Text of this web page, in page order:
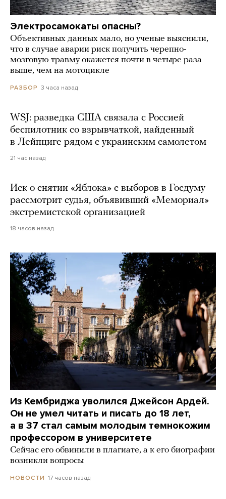
Электросамокаты опасны?
Объективных данных мало, но ученые выяснили,
что в случае аварии риск получить черепно-
мозговую травму окажется почти в четыре раза
выше, чем на мотоцикле
РАЗБОР 3 часа назад
WSJ: разведка США связала с Россией
беспилотник со взрывчаткой, найденный
в Лейпциге рядом с украинским самолетом
21 час назад
Иск о снятии «Яблока» с выборов в Госдуму
рассмотрит судья, объявивший «Мемориал»
экстремистской организацией
18 часов назад
Из Кембриджа уволился Джейсон Ардей.
Он не умел читать и писать до 18 лет,
а в 37 стал самым молодым темнокожим
профессором в университете
Сейчас его обвинили в плагиате, а к его биографии
возникли вопросы
НОВОСТИ 17 часов назад